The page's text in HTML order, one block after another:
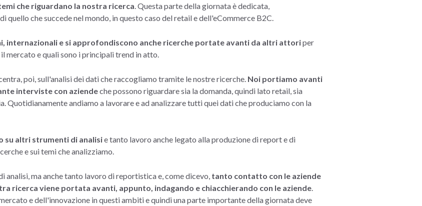
che riguardano la nostra ricerca. Questa parte della giornata è dedicata,
quello che succede nel mondo, in questo caso del retail e dell'eCommerce B2C.
internazionali e si approfondiscono anche ricerche portate avanti da altri attoriper
mercato e quali sono i principali trend in atto.
poi, sull'analisi dei dati che raccogliamo tramite le nostre ricerche. Noi portiamo avanti
interviste con aziendeche possono riguardare sia la domanda, quindi lato retail, sia
andiamo a lavorare e ad analizzare tutti quei dati che produciamo con la
su altri strumenti di analisie tanto lavoro anche legato alla produzione di report e di
e sui temi che analizziamo.
analisi, ma anche tanto lavoro di reportistica e, come dicevo, tanto contatto con le aziende
ricerca viene portata avanti, appunto, indagando e chiacchierando con le aziende.
e dell'innovazione in questi ambiti e quindi una parte importante della giornata deve